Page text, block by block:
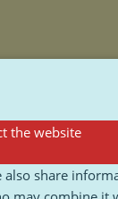
retrouver
the website
also share